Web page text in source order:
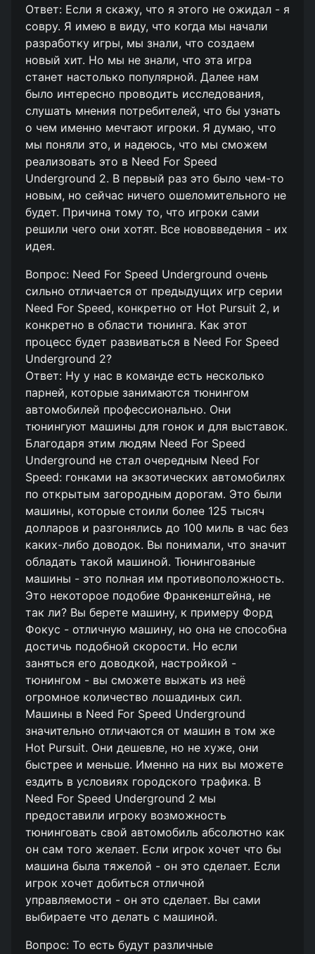
Ответ: Если я скажу, что я этого не ожидал - я
совру. Я имею в виду, что когда мы начали
разработку игры, мы знали, что создаем
новый хит. Но мы не знали, что эта игра
станет настолько популярной. Далее нам
было интересно проводить исследования,
слушать мнения потребителей, что бы узнать
о чем именно мечтают игроки. Я думаю, что
мы поняли это, и надеюсь, что мы сможем
реализовать это в Need For Speed
Underground 2. В первый раз это было чем-то
новым, но сейчас ничего ошеломительного не
будет. Причина тому то, что игроки сами
решили чего они хотят. Все нововведения - их
идея.
Вопрос: Need For Speed Underground очень
сильно отличается от предыдущих игр серии
Need For Speed, конкретно от Hot Pursuit 2, и
конкретно в области тюнинга. Как этот
процесс будет развиваться в Need For Speed
Underground 2?
Ответ: Ну у нас в команде есть несколько
парней, которые занимаются тюнингом
автомобилей профессионально. Они
тюнингуют машины для гонок и для выставок.
Благодаря этим людям Need For Speed
Underground не стал очередным Need For
Speed: гонками на экзотических автомобилях
по открытым загородным дорогам. Это были
машины, которые стоили более 125 тысяч
долларов и разгонялись до 100 миль в час без
каких-либо доводок. Вы понимали, что значит
обладать такой машиной. Тюнингованые
машины - это полная им противоположность.
Это некоторое подобие Франкенштейна, не
так ли? Вы берете машину, к примеру Форд
Фокус - отличную машину, но она не способна
достичь подобной скорости. Но если
заняться его доводкой, настройкой -
тюнингом - вы сможете выжать из неё
огромное количество лошадиных сил.
Машины в Need For Speed Underground
значительно отличаются от машин в том же
Hot Pursuit. Они дешевле, но не хуже, они
быстрее и меньше. Именно на них вы можете
ездить в условиях городского трафика. В
Need For Speed Underground 2 мы
предоставили игроку возможность
тюнинговать свой автомобиль абсолютно как
он сам того желает. Если игрок хочет что бы
машина была тяжелой - он это сделает. Если
игрок хочет добиться отличной
управляемости - он это сделает. Вы сами
выбираете что делать с машиной.
Вопрос: То есть будут различные